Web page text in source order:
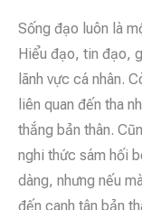
Sống đạo luôn là
Hiểu đạo, tin đạo,
lãnh vực cá nhân.
liên quan đến tha
thắng bản thân.
nghi thức sám hối
dàng, nhưng nếu
đến canh tân bản